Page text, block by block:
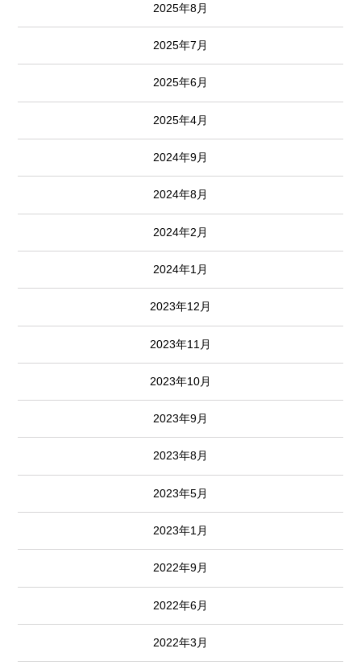
2025年8月
2025年7月
2025年6月
2025年4月
2024年9月
2024年8月
2024年2月
2024年1月
2023年12月
2023年11月
2023年10月
2023年9月
2023年8月
2023年5月
2023年1月
2022年9月
2022年6月
2022年3月